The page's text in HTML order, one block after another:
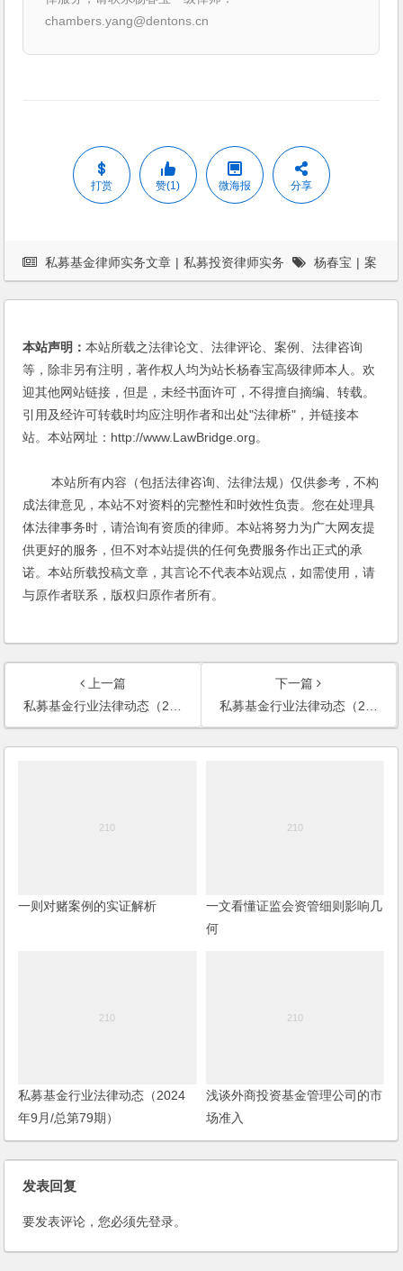
chambers.yang@dentons.cn
打赏 赞(1) 微海报 分享
私募基金律师实务文章 | 私募投资律师实务 杨春宝 | 案
本站声明：本站所载之法律论文、法律评论、案例、法律咨询
等，除非另有注明，著作权人均为站长杨春宝高级律师本人。欢
迎其他网站链接，但是，未经书面许可，不得擅自摘编、转载。
引用及经许可转载时均应注明作者和出处"法律桥"，并链接本
站。本站网址：http://www.LawBridge.org。
本站所有内容（包括法律咨询、法律法规）仅供参考，不构
成法律意见，本站不对资料的完整性和时效性负责。您在处理具
体法律事务时，请洽询有资质的律师。本站将努力为广大网友提
供更好的服务，但不对本站提供的任何免费服务作出正式的承
诺。本站所载投稿文章，其言论不代表本站观点，如需使用，请
与原作者联系，版权归原作者所有。
上一篇
私募基金行业法律动态（2022年7月/总第53期）
下一篇
私募基金行业法律动态（2022年8月/总第54期）
一则对赌案例的实证解析
一文看懂证监会资管细则影响几
何
私募基金行业法律动态（2024
年9月/总第79期）
浅谈外商投资基金管理公司的市
场准入
发表回复
要发表评论，您必须先登录。